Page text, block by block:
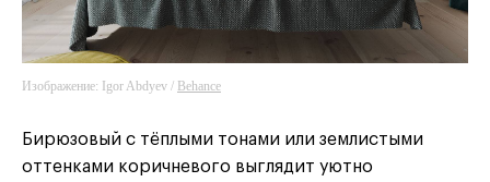
Изображение: Igor Abdyev / Behance
Бирюзовый с тёплыми тонами или землистыми
оттенками коричневого выглядит уютно